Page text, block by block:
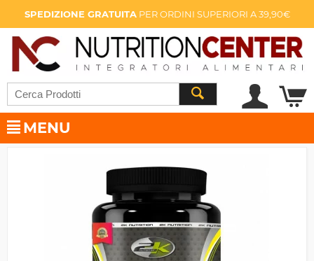
SPEDIZIONE GRATUITAPER ORDINI SUPERIORI A 39,90€
MENU